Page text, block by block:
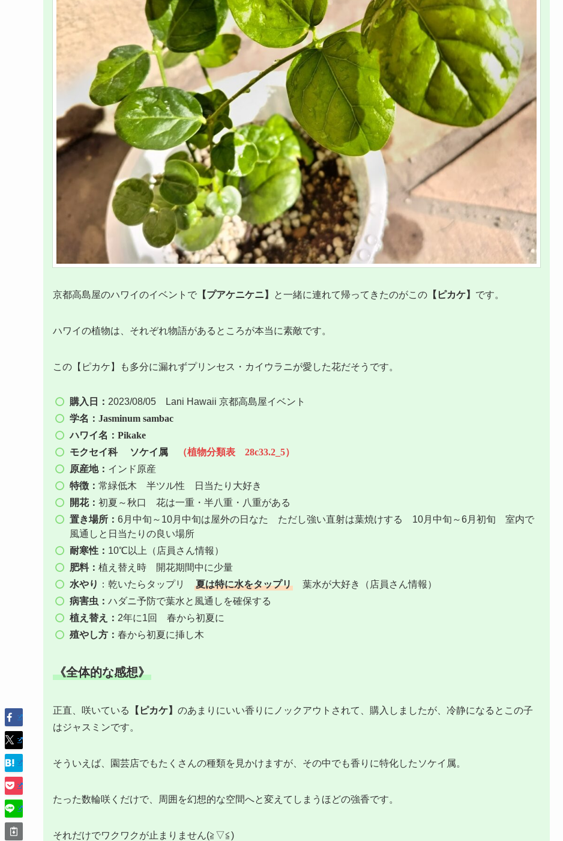
京都高島屋のハワイのイベントで 【プアケニケニ】 と一緒に連れて帰ってきたのがこの 【ピカケ】 です。
ハワイの植物は、それぞれ物語があるところが本当に素敵です。
この【ピカケ】も多分に漏れずプリンセス・カイウラニが愛した花だそうです。
購入日： 2023/08/05 Lani Hawaii 京都高島屋イベント
学名：Jasminum sambac
ハワイ名：Pikake
モクセイ科
ソケイ属
（植物分類表 28c33.2_5）
原産地： インド原産
特徴： 常緑低木 半ツル性 日当たり大好き
開花： 初夏～秋口 花は一重・半八重・八重がある
置き場所： 6月中旬～10月中旬は屋外の日なた ただし強い直射は葉焼けする 10月中旬～6月初旬 室内で
風通しと日当たりの良い場所
耐寒性： 10℃以上（店員さん情報）
肥料： 植え替え時 開花期間中に少量
水やり ：乾いたらタップリ 夏は特に水をタップリ
葉水が大好き（店員さん情報）
病害虫： ハダニ予防で葉水と風通しを確保する
植え替え： 2年に1回 春から初夏に
殖やし方： 春から初夏に挿し木
《全体的な感想》
正直、咲いている 【ピカケ】 のあまりにいい香りにノックアウトされて、購入しましたが、冷静になるとこの子
はジャスミンです。
そういえば、園芸店でもたくさんの種類を見かけますが、その中でも香りに特化したソケイ属。
たった数輪咲くだけで、周囲を幻想的な空間へと変えてしまうほどの強香です。
それだけでワクワクが止まりません(≧▽≦)